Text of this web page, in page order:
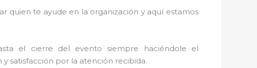
quien te ayude en la organización y aquí estamos
el cierre del evento siempre haciéndole el
satisfacción por la atención recibida.